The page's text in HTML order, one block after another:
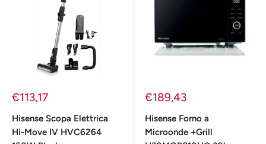
Prezzo
€113,17
Hisense Scopa Elettrica
Hi-Move IV HVC6264
Prezzo
€189,43
Hisense Forno a
Microonde +Grill